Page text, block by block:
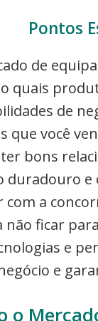
Pontos
de
quais
de
que você
bons
duradouro e
com a
ficar
e
e
o